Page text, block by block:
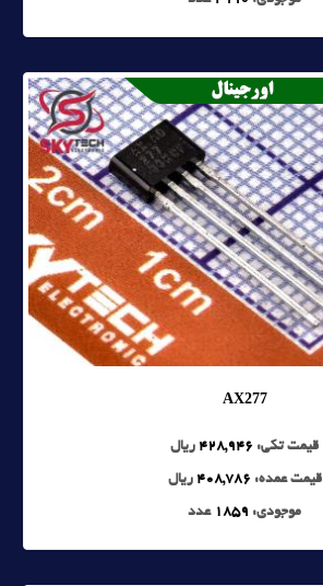
AX277
قیمت تکی: 428,946 ریال
قیمت عمده:408,786 ریال
موجودی: 1859 عدد